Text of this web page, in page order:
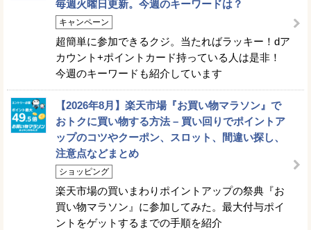
毎週火曜日更新。今週のキーワードは？
キャンペーン
超簡単に参加できるクジ。当たればラッキー！dア
カウント+ポイントカード持っている人は是非！
今週のキーワードも紹介しています
【2026年8月】楽天市場『お買い物マラソン』で
おトクに買い物する方法 – 買い回りでポイントア
ップのコツやクーポン、スロット、間違い探し、
注意点などまとめ
ショッピング
楽天市場の買いまわりポイントアップの祭典『お
買い物マラソン』に参加してみた。最大付与ポイ
ントをゲットするまでの手順を紹介